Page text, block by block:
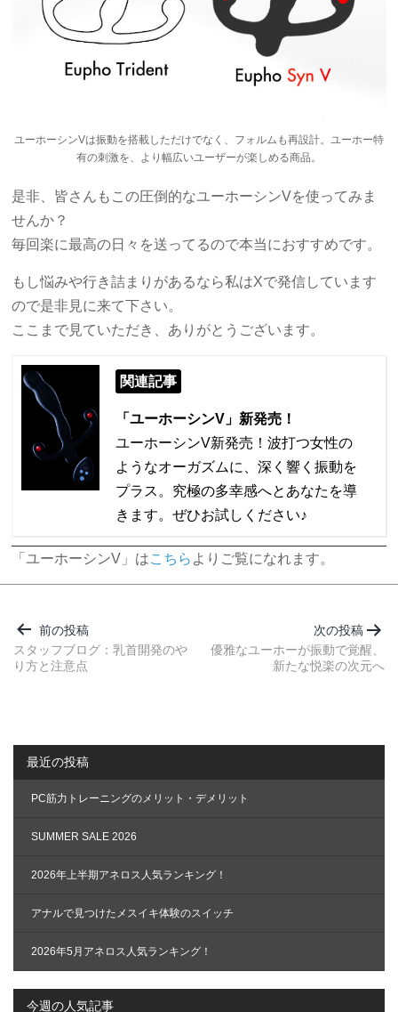
ユーホーシンVは振動を搭載しただけでなく、フォルムも再設計。ユーホー特
有の刺激を、より幅広いユーザーが楽しめる商品。
是非、皆さんもこの圧倒的なユーホーシンVを使ってみま
せんか？
毎回楽に最高の日々を送ってるので本当におすすめです。
もし悩みや行き詰まりがあるなら私はXで発信しています
ので是非見に来て下さい。
ここまで見ていただき、ありがとうございます。
関連記事
「ユーホーシンV」新発売！
ユーホーシンV新発売！波打つ女性の
ようなオーガズムに、深く響く振動を
プラス。究極の多幸感へとあなたを導
きます。ぜひお試しください♪
「ユーホーシンV」はこちら よりご覧になれます。
稿
ナ
ビ
シ
ョ
ン
前の投稿
スタッフブログ：乳首開発のや
り方と注意点
次の投稿
優雅なユーホーが振動で覚醒、
新たな悦楽の次元へ
最近の投稿
PC筋力トレーニングのメリット・デメリット
SUMMER SALE 2026
2026年上半期アネロス人気ランキング！
アナルで見つけたメスイキ体験のスイッチ
2026年5月アネロス人気ランキング！
今週の人気記事